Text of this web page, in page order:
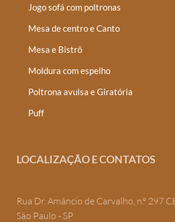
Jogo sofá com poltronas
Mesa de centro e Canto
Mesa e Bistrô
Moldura com espelho
Poltrona avulsa e Giratória
Puff
LOCALIZAÇÃO E CONTATOS
Rua Dr. Amâncio de Carvalho, n.º 297
São Paulo - SP